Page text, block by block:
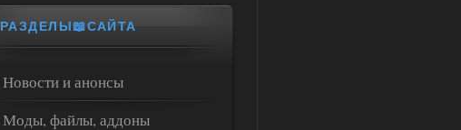
РАЗДЕЛЫ📖САЙТА
Новости и анонсы
Моды, файлы, аддоны